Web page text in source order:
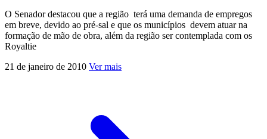
O Senador destacou que a região terá uma demanda de empregos
em breve, devido ao pré-sal e que os municípios devem atuar na
formação de mão de obra, além da região ser contemplada com os
Royaltie
21 de janeiro de 2010 Ver mais